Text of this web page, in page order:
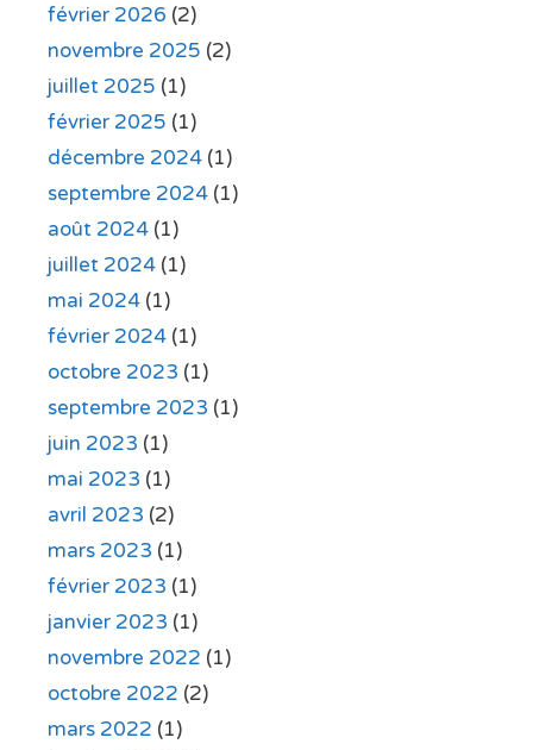
février 2026 (2)
novembre 2025 (2)
juillet 2025 (1)
février 2025 (1)
décembre 2024 (1)
septembre 2024 (1)
août 2024 (1)
juillet 2024 (1)
mai 2024 (1)
février 2024 (1)
octobre 2023 (1)
septembre 2023 (1)
juin 2023 (1)
mai 2023 (1)
avril 2023 (2)
mars 2023 (1)
février 2023 (1)
janvier 2023 (1)
novembre 2022 (1)
octobre 2022 (2)
mars 2022 (1)